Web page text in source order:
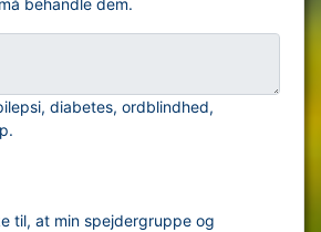
behandle dem.
diabetes, ordblindhed,
til, at min spejdergruppe og